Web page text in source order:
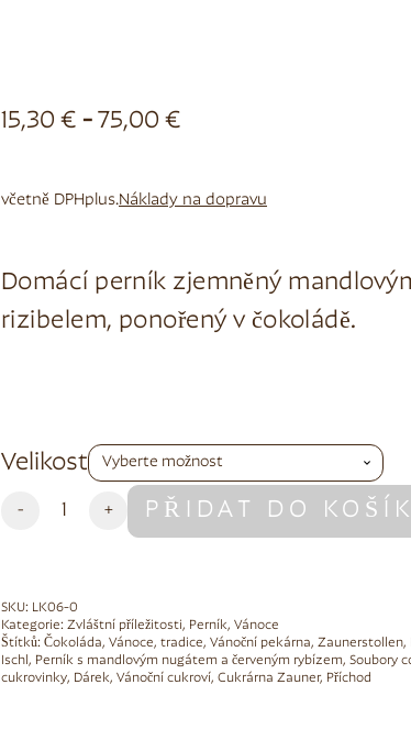
15,30 € - 75,00 €
včetně DPH plus.Náklady na dopravu
Domácí perník zjemněný
rizibelem, ponořený v čokoládě.
Velikost
- + PŘIDAT DO
Alternative:
SKU: LK06-0
Kategorie: Zvláštní příležitosti, Perník, Vánoce
Štítků: Čokoláda, Vánoce, tradice, Vánoční pekárna, Zaunerstollen,
Ischl, Perník s mandlovým nugátem a červeným rybízem, Soubory
cukrovinky, Dárek, Vánoční cukroví, Cukrárna Zauner, Příchod